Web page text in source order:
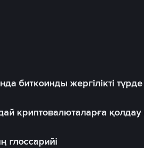
биткоинды жергілікті
криптовалюталарға қолдау
глоссарийі